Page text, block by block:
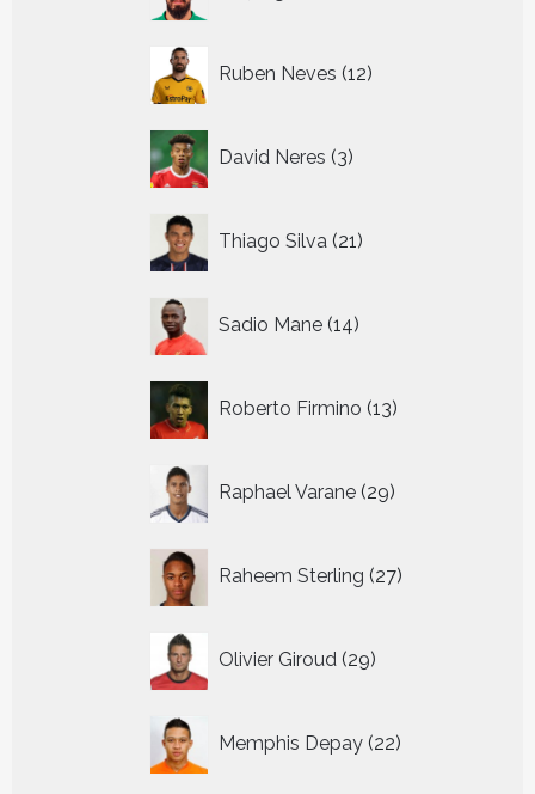
Ruben Neves 12
producten
David Neres 3
producten
Thiago Silva 21
producten
Sadio Mane 14
producten
Roberto Firmino 13
producten
Raphael Varane 29
producten
Raheem Sterling 27
producten
Olivier Giroud 29
producten
Memphis Depay 22
producten